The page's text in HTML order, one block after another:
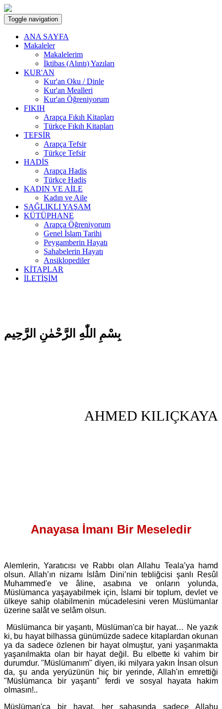
Toggle navigation
ANA SAYFA
Makaleler
Makalelerim
İktibas (Alıntı) Yazıları
KUR'AN
Kur'an Oku / Dinle
Kur'an Mealleri
Kur'an Öğreniyorum
FIKIH
Arapça Fıkıh Kitapları
Türkçe Fıkıh Kitapları
TEFSİR
Arapça Tefsir
Türkçe Tefsir
HADİS
Arapça Hadis
Türkçe Hadis
KADIN VE AİLE
Kadın ve Aile
SAĞLIKLI YAŞAM
KÜTÜPHANE
Arapça Öğreniyorum
Genel İslam Tarihi
Peygamberin Hayatı
Sahabelerin Hayatı
Ansiklopediler
KİTAPLAR
İLETİŞİM
بِسْمِ اللّٰهِ الرَّحْمٰنِ الرَّحِيم
AHMED KILIÇKAYA
Anayasa İmanı Bir Meseledir
Alemlerin, Yaratıcısı ve Rabbı olan Allahu Teala’ya hamd
olsun. Allah’ın nizamı İslâm Dini’nin tebliğcisi şanlı Resûl
Muhammed'e ve âline, asabına ve onların yolunda,
Müslümanca yaşayabilmek için, İslami bir toplum, devlet ve
ülkeye sahip olabilmenin mücadelesini veren Müslümanlar
üzerine salât ve selâm olsun.
Müslümanca bir yaşantı, Müslüman'ca bir hayat… Ne yazık
ki, bu hayat bilhassa günümüzde sadece kitaplardan okunan
ya da sadece özlenen bir hayat olmuştur, yani yaşanmakta
yaşanılmakta olan bir hayat değil. Bu elbette ki vahim bir
durumdur. "Müslümanım" diyen, iki milyara yakın İnsan olsun
da, şu anda yeryüzünün hiç bir yerinde, Allah'ın emrettiği
"Müslümanca bir yaşantı" ferdi ve sosyal hayata hakim
olmasın!..
Müslüman'ca bir hayat, her sahasında sadece Allahu